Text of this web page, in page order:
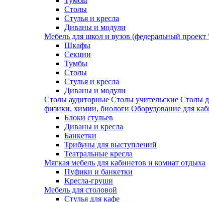
Столы
Стулья и кресла
Диваны и модули
Мебель для школ и вузов (федеральный проект
Шкафы
Секции
Тумбы
Столы
Стулья и кресла
Диваны и модули
Столы аудиторные Столы учительские Столы
физики, химии, биологи Оборудование для
Блоки стульев
Диваны и кресла
Банкетки
Трибуны для выступлений
Театральные кресла
Мягкая мебель для кабинетов и комнат отдыха
Пуфики и банкетки
Кресла-груши
Мебель для столовой
Cтулья для кафе